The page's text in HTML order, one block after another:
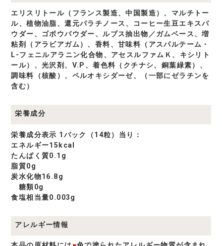
エリスリトール（フランス製造、中国製造）、マルチトー
ル、植物油脂、還元パラチノース、コーヒー生豆エキスパ
ウダー、ゴボウパウダー、ルブス抽出物／ガムベース、増
粘剤（アラビアガム）、香料、甘味料（アスパルテーム・
L-フェニルアラニン化合物、アセスルファムＫ、キシリト
ール）、光沢剤、V.P、着色料（クチナシ、銅葉緑素）、
調味料（核酸）、ペルオキシダーゼ、（一部にゼラチンを
含む）
栄養成分
栄養成分表示 1パック（14粒）当り：
エネルギー15kcal
たんぱく質0.1g
脂質0g
炭水化物16.8g
糖類0g
食塩相当量0.003g
アレルギー情報